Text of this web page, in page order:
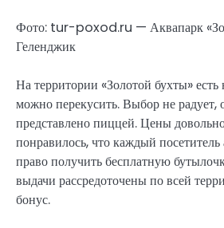
Фото: tur-poxod.ru — Аквапарк
Геленджик
На территории «Золотой бухты»
можно перекусить. Выбор не
представлено пиццей. Цены
понравилось, что каждый посетитель
право получить бесплатную
выдачи рассредоточены по всей
бонус.